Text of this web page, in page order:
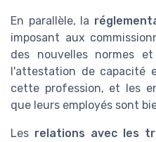
En parallèle, la
imposant aux
des nouvelles normes
l'attestation de capacité
cette profession, et les
que leurs employés sont
Les relations avec les